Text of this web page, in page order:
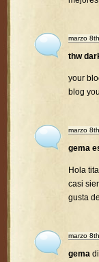
marzo
thw
your
blog
marzo
gema
Hola
casi
gusta
marzo
gema